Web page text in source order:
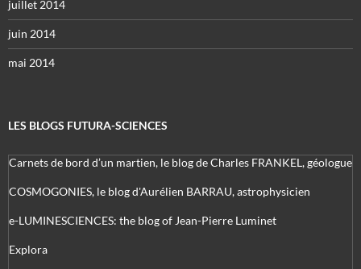
juillet 2014
juin 2014
mai 2014
LES BLOGS FUTURA-SCIENCES
Carnets de bord d’un martien, le blog de Charles FRANKEL, géologue
COSMOGONIES, le blog d'Aurélien BARRAU, astrophysicien
e-LUMINESCIENCES: the blog of Jean-Pierre Luminet
Explora